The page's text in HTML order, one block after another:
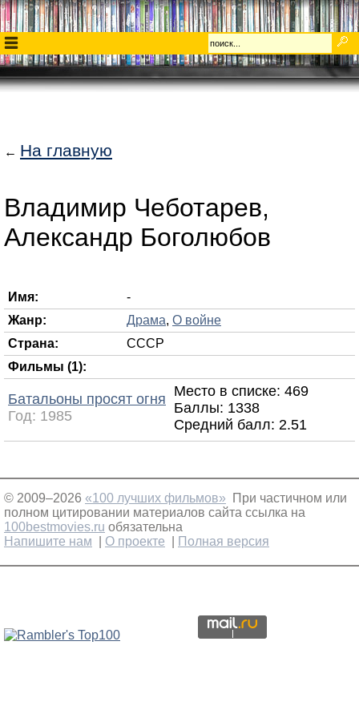
← На главную
Владимир Чеботарев,
Александр Боголюбов
Имя:
-
Жанр:
Драма, О войне
Страна:
СССР
Фильмы (1):
Батальоны просят огня
Год: 1985
Место в списке: 469
Баллы: 1338
Средний балл: 2.51
© 2009–2026 «100 лучших фильмов» При частичном или
полном цитировании материалов сайта ссылка на
100bestmovies.ru обязательна
Напишите нам
О проекте Полная версия